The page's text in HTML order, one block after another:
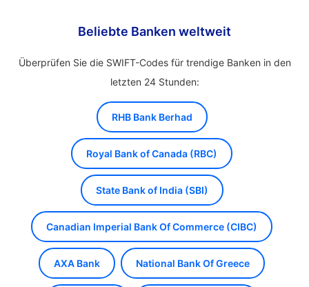
Beliebte Banken weltweit
Überprüfen Sie die SWIFT-Codes für trendige Banken in den
letzten 24 Stunden:
RHB Bank Berhad
Royal Bank of Canada (RBC)
State Bank of India (SBI)
Canadian Imperial Bank Of Commerce (CIBC)
AXA Bank National Bank Of Greece